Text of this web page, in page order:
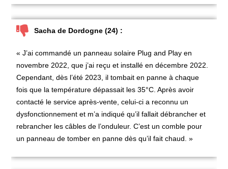
Sacha de Dordogne (24) :
« J’ai commandé un panneau solaire Plug and Play en
novembre 2022, que j’ai reçu et installé en décembre 2022.
Cependant, dès l’été 2023, il tombait en panne à chaque
fois que la température dépassait les 35°C. Après avoir
contacté le service après-vente, celui-ci a reconnu un
dysfonctionnement et m’a indiqué qu’il fallait débrancher et
rebrancher les câbles de l’onduleur. C’est un comble pour
un panneau de tomber en panne dès qu’il fait chaud. »